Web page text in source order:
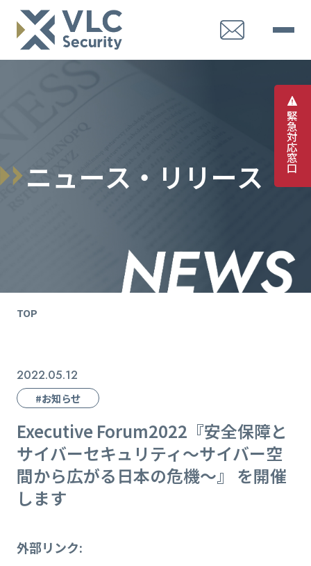
緊
急
対
応
窓
口
ニュース ・ リ リ ース
TOP
2022.05.12
#お知らせ
Executive Forum2022『安全保障と
サイバーセキュリティ〜サイバー空
間から広がる日本の危機〜』 を開催
します
外部リンク: